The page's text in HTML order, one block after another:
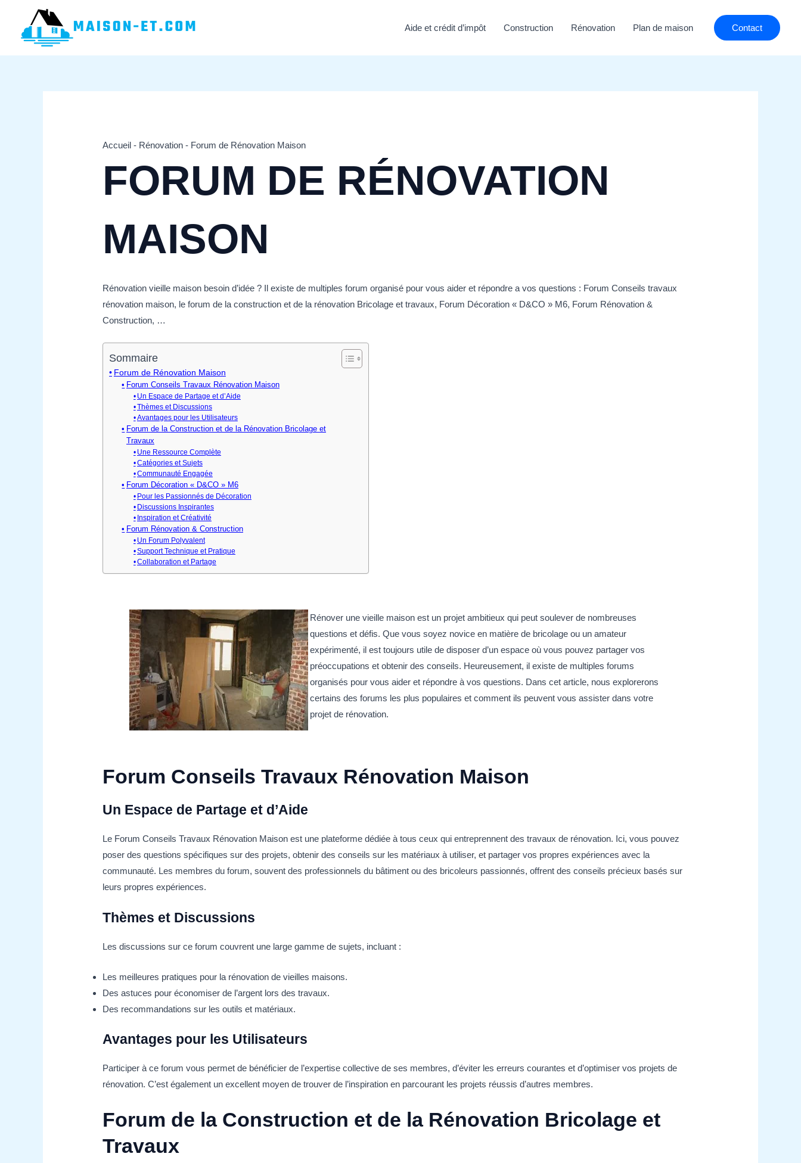
contenu
Aide et crédit d’impôt Construction Rénovation Plan de maison Contact
Accueil - Rénovation - Forum de Rénovation Maison
FORUM DE RÉNOVATION
MAISON
Rénovation vieille maison besoin d’idée ? Il existe de multiples forum organisé pour vous aider et répondre a vos questions : Forum Conseils travaux
rénovation maison, le forum de la construction et de la rénovation Bricolage et travaux, Forum Décoration « D&CO » M6, Forum Rénovation &
Construction, …
Sommaire
Forum de Rénovation Maison
Forum Conseils Travaux Rénovation Maison
Un Espace de Partage et d’Aide
Thèmes et Discussions
Avantages pour les Utilisateurs
Forum de la Construction et de la Rénovation Bricolage et
Travaux
Une Ressource Complète
Catégories et Sujets
Communauté Engagée
Forum Décoration « D&CO » M6
Pour les Passionnés de Décoration
Discussions Inspirantes
Inspiration et Créativité
Forum Rénovation & Construction
Un Forum Polyvalent
Support Technique et Pratique
Collaboration et Partage
Rénover une vieille maison est un projet ambitieux qui peut soulever de nombreuses
questions et défis. Que vous soyez novice en matière de bricolage ou un amateur
expérimenté, il est toujours utile de disposer d’un espace où vous pouvez partager vos
préoccupations et obtenir des conseils. Heureusement, il existe de multiples forums
organisés pour vous aider et répondre à vos questions. Dans cet article, nous explorerons
certains des forums les plus populaires et comment ils peuvent vous assister dans votre
projet de rénovation.
Forum Conseils Travaux Rénovation Maison
Un Espace de Partage et d’Aide
Le Forum Conseils Travaux Rénovation Maison est une plateforme dédiée à tous ceux qui entreprennent des travaux de rénovation. Ici, vous pouvez
poser des questions spécifiques sur des projets, obtenir des conseils sur les matériaux à utiliser, et partager vos propres expériences avec la
communauté. Les membres du forum, souvent des professionnels du bâtiment ou des bricoleurs passionnés, offrent des conseils précieux basés sur
leurs propres expériences.
Thèmes et Discussions
Les discussions sur ce forum couvrent une large gamme de sujets, incluant :
Les meilleures pratiques pour la rénovation de vieilles maisons.
Des astuces pour économiser de l’argent lors des travaux.
Des recommandations sur les outils et matériaux.
Avantages pour les Utilisateurs
Participer à ce forum vous permet de bénéficier de l’expertise collective de ses membres, d’éviter les erreurs courantes et d’optimiser vos projets de
rénovation. C’est également un excellent moyen de trouver de l’inspiration en parcourant les projets réussis d’autres membres.
Forum de la Construction et de la Rénovation Bricolage et
Travaux